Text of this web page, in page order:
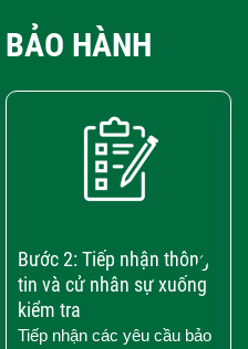
HÀNH
Bước 2: Tiếp nhận thông
tin và cử nhân sự xuống
kiểm tra
Tiếp nhận các yêu cầu bảo
›